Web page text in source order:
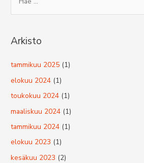
h
Arkisto
tammikuu 2025 (1)
elokuu 2024 (1)
toukokuu 2024 (1)
maaliskuu 2024 (1)
tammikuu 2024 (1)
elokuu 2023 (1)
kesäkuu 2023 (2)